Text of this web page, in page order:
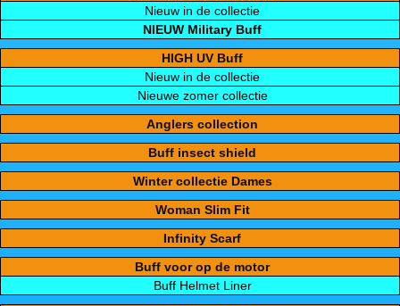
Nieuw in de collectie
NIEUW Military Buff
HIGH UV Buff
Nieuw in de collectie
Nieuwe zomer collectie
Anglers collection
Buff insect shield
Winter collectie Dames
Woman Slim Fit
Infinity Scarf
Buff voor op de motor
Buff Helmet Liner